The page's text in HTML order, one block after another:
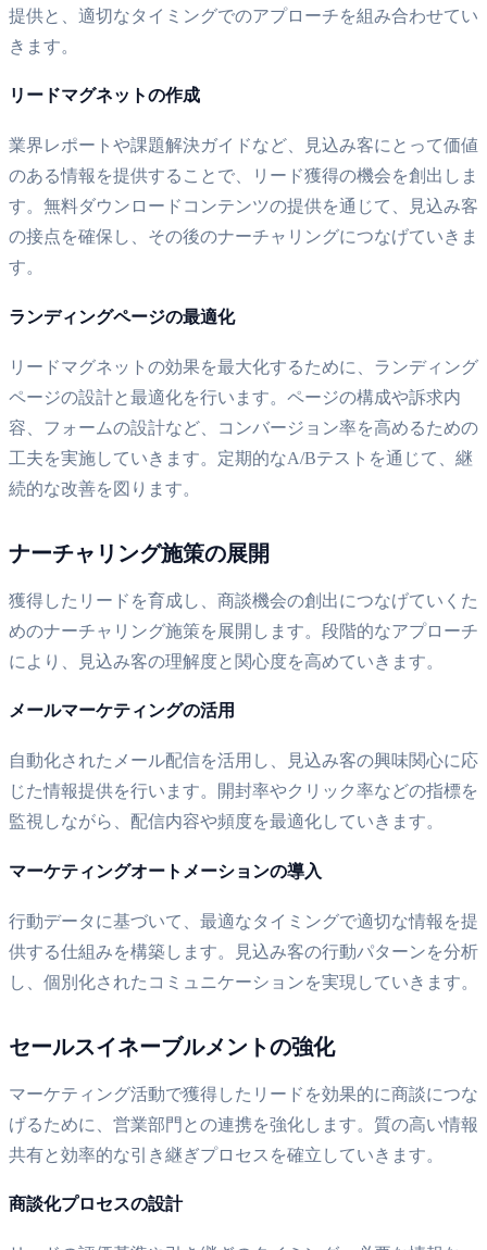
提供と、適切なタイミングでのアプローチを組み合わせてい
きます。
リードマグネットの作成
業界レポートや課題解決ガイドなど、見込み客にとって価値
のある情報を提供することで、リード獲得の機会を創出しま
す。無料ダウンロードコンテンツの提供を通じて、見込み客
の接点を確保し、その後のナーチャリングにつなげていきま
す。
ランディングページの最適化
リードマグネットの効果を最大化するために、ランディング
ページの設計と最適化を行います。ページの構成や訴求内
容、フォームの設計など、コンバージョン率を高めるための
工夫を実施していきます。定期的なA/Bテストを通じて、継
続的な改善を図ります。
ナーチャリング施策の展開
獲得したリードを育成し、商談機会の創出につなげていくた
めのナーチャリング施策を展開します。段階的なアプローチ
により、見込み客の理解度と関心度を高めていきます。
メールマーケティングの活用
自動化されたメール配信を活用し、見込み客の興味関心に応
じた情報提供を行います。開封率やクリック率などの指標を
監視しながら、配信内容や頻度を最適化していきます。
マーケティングオートメーションの導入
行動データに基づいて、最適なタイミングで適切な情報を提
供する仕組みを構築します。見込み客の行動パターンを分析
し、個別化されたコミュニケーションを実現していきます。
セールスイネーブルメントの強化
マーケティング活動で獲得したリードを効果的に商談につな
げるために、営業部門との連携を強化します。質の高い情報
共有と効率的な引き継ぎプロセスを確立していきます。
商談化プロセスの設計